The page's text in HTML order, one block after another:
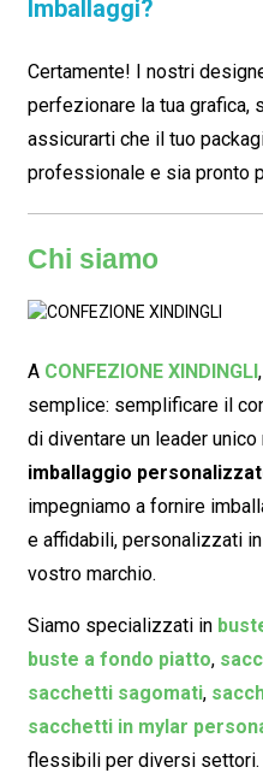
Imballaggi?
Certamente! I nostri
perfezionare la tua grafica,
assicurarti che il tuo
professionale e sia pronto
Chi siamo
A CONFEZIONE XINDINGLI,
semplice: semplificare il
di diventare un leader
imballaggio
impegniamo a fornire
e affidabili, personalizzati
vostro marchio.
Siamo specializzati in
buste a fondo piatto,
sacchetti sagomati,
sacchetti in mylar
flessibili per diversi settori.